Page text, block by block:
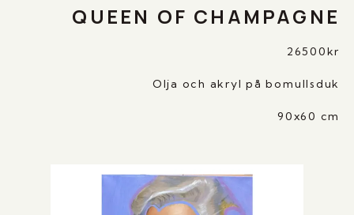
QUEEN OF CHAMPAGNE
26500kr
Olja och akryl på bomullsduk
90x60 cm